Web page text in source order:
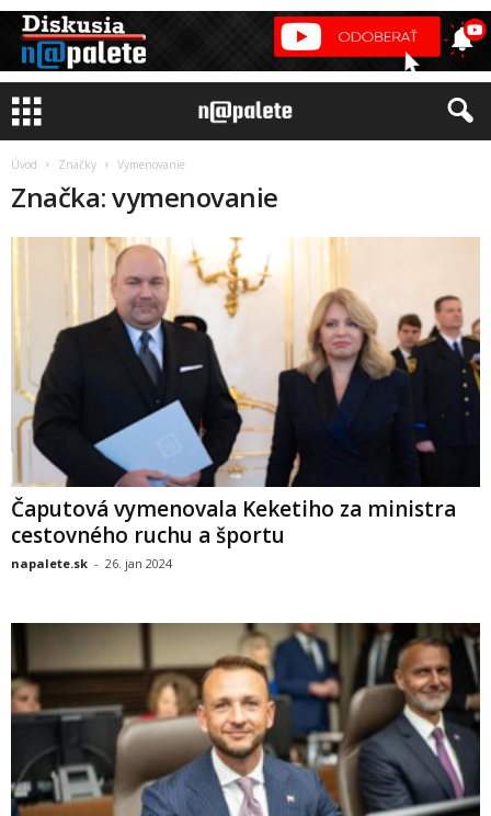
Úvod Značky Vymenovanie
Značka: vymenovanie
Čaputová vymenovala Keketiho za ministra
cestovného ruchu a športu
napalete.sk - 26. jan 2024